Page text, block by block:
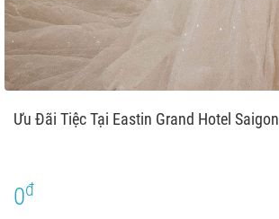
Ưu Đãi Tiệc Tại Eastin Grand Hotel Saigon
0đ